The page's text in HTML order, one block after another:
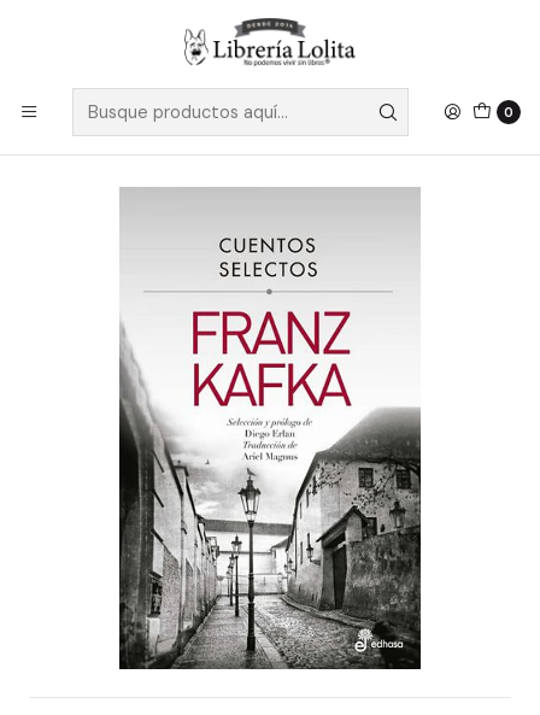
0
Despacho a todo Chile
Cuentos Selectos Franz Kafka - Kafka, Franz